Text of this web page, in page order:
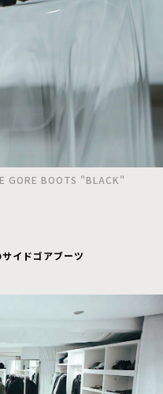
GORE BOOTS "BLACK"
サイドゴアブーツ